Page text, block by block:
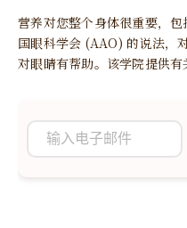
营养对您整个身体很重要，
国眼科学会 (AAO) 的说法，
对眼睛有帮助。该学院提供